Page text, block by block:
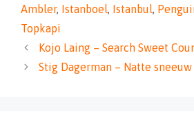
Ambler, Istanboel, Istanbul,
Topkapi
Kojo Laing – Search Sweet
Stig Dagerman – Natte sneeuw